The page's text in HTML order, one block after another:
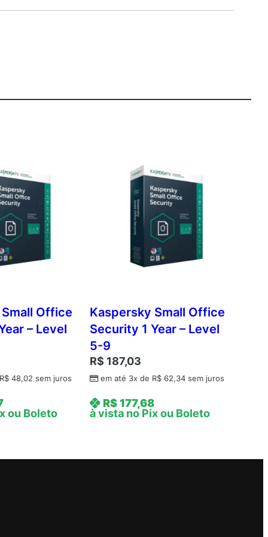
Office
– Level
R$ 48,02 sem juros
ou Boleto
Kaspersky Small Office
Security 1 Year – Level
5-9
R$ 187,03
em até 3x de R$62,34sem juros
R$177,68
à vista no Pix ou Boleto